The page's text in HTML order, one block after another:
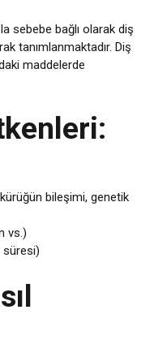
sebebe bağlı olarak diş
tanımlanmaktadır. Diş
maddelerde
bileşimi, genetik
vs.)
süresi)